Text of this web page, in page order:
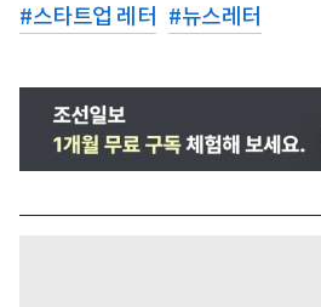
#스타트업 레터 #뉴스레터